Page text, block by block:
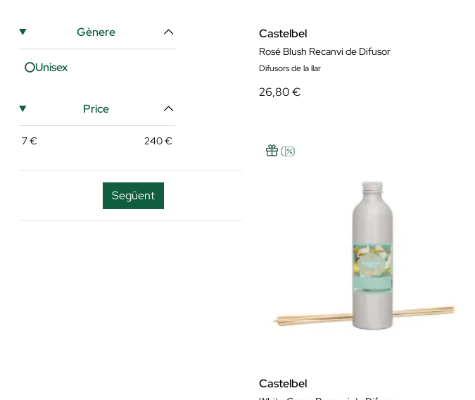
Gènere
Unisex
Price
7€ 240€
Següent
Castelbel
Rosé Blush Recanvi de Difusor
Difusors de la llar
26,80 €
Castelbel